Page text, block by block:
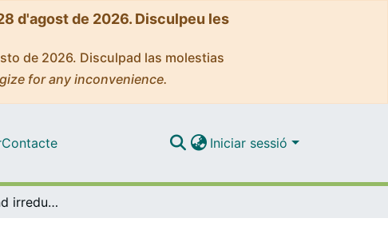
d'agost de 2026. Disculpeu les
de 2026. Disculpad las molestias
for any inconvenience.
Contacte Iniciar sessió
Distributivity and irreducibility in closure systems